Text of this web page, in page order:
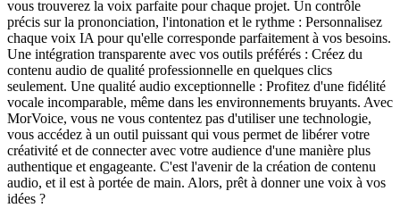
vous trouverez la voix parfaite pour chaque projet. Un contrôle
précis sur la prononciation, l'intonation et le rythme : Personnalisez
chaque voix IA pour qu'elle corresponde parfaitement à vos besoins.
Une intégration transparente avec vos outils préférés : Créez du
contenu audio de qualité professionnelle en quelques clics
seulement. Une qualité audio exceptionnelle : Profitez d'une fidélité
vocale incomparable, même dans les environnements bruyants. Avec
MorVoice, vous ne vous contentez pas d'utiliser une technologie,
vous accédez à un outil puissant qui vous permet de libérer votre
créativité et de connecter avec votre audience d'une manière plus
authentique et engageante. C'est l'avenir de la création de contenu
audio, et il est à portée de main. Alors, prêt à donner une voix à vos
idées ?